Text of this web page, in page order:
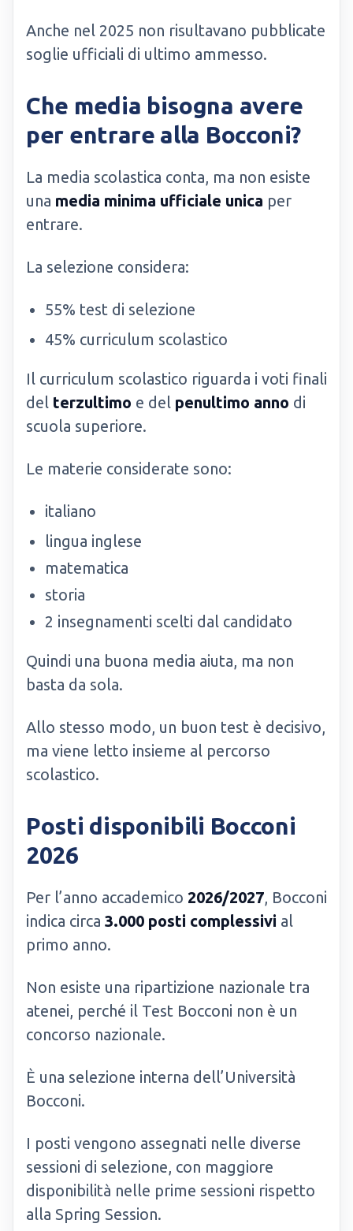
Anche nel 2025 non risultavano pubblicate
soglie ufficiali di ultimo ammesso.
Che media bisogna avere
per entrare alla Bocconi?
La media scolastica conta, ma non esiste
una media minima ufficiale unica per
entrare.
La selezione considera:
55% test di selezione
45% curriculum scolastico
Il curriculum scolastico riguarda i voti finali
del terzultimo e del penultimo anno di
scuola superiore.
Le materie considerate sono:
italiano
lingua inglese
matematica
storia
2 insegnamenti scelti dal candidato
Quindi una buona media aiuta, ma non
basta da sola.
Allo stesso modo, un buon test è decisivo,
ma viene letto insieme al percorso
scolastico.
Posti disponibili Bocconi
2026
Per l’anno accademico 2026/2027, Bocconi
indica circa 3.000 posti complessivi al
primo anno.
Non esiste una ripartizione nazionale tra
atenei, perché il Test Bocconi non è un
concorso nazionale.
È una selezione interna dell’Università
Bocconi.
I posti vengono assegnati nelle diverse
sessioni di selezione, con maggiore
disponibilità nelle prime sessioni rispetto
alla Spring Session.